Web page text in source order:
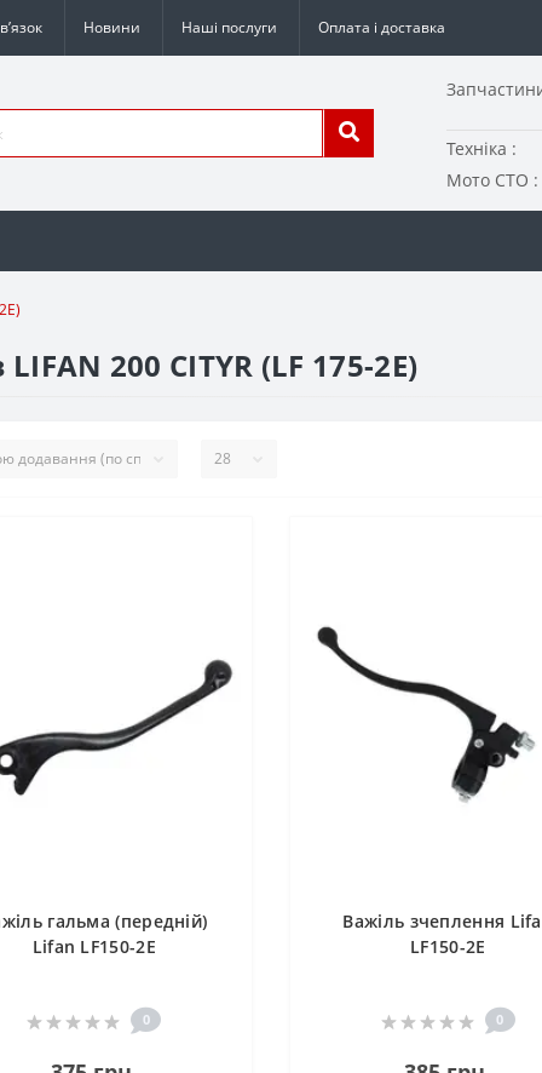
Новини Наші послуги Оплата і доставка
Техніка :
Мото СТО :
200 CITYR (LF 175-2E)
гальма (передній)
Lifan LF150-2E
0
Важіль зчеплення
LF150-2E
0